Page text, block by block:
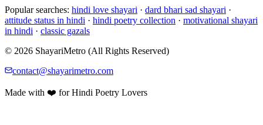
Popular searches: hindi love shayari · dard bhari sad shayari ·
attitude status in hindi · hindi poetry collection · motivational shayari
in hindi · classic gazals
© 2026 ShayariMetro (All Rights Reserved)
contact@shayarimetro.com
Made with ❤️ for Hindi Poetry Lovers